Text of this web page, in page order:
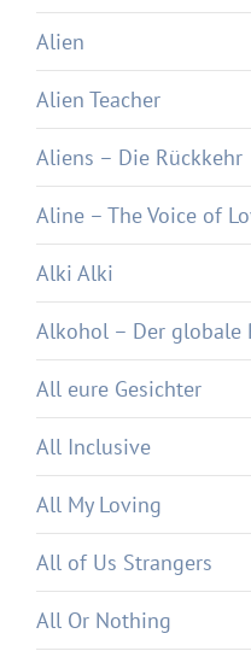
Alien
Alien Teacher
Aliens – Die Rückkehr
Aline – The Voice of
Alki Alki
Alkohol – Der globale
All eure Gesichter
All Inclusive
All My Loving
All of Us Strangers
All Or Nothing